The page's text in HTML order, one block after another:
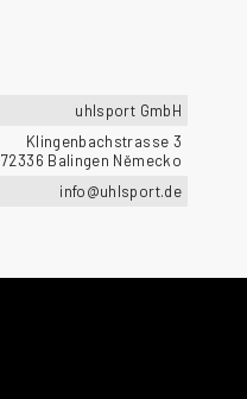
uhlsport GmbH
Klingenbachstrasse 3
72336 Balingen Německo
info@uhlsport.de